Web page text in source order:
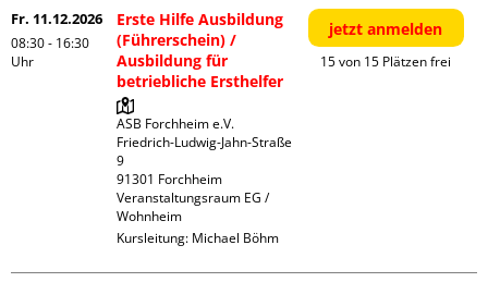
Fr. 11.12.2026
08:30 - 16:30
Uhr
Erste Hilfe Ausbildung
(Führerschein) /
Ausbildung für
betriebliche Ersthelfer
ASB Forchheim e.V.
Friedrich-Ludwig-Jahn-Straße
9
91301 Forchheim
Veranstaltungsraum EG /
Wohnheim
Kursleitung: Michael Böhm
jetzt anmelden
15 von 15 Plätzen frei